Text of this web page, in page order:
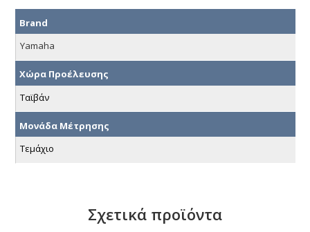
Brand
Yamaha
Χώρα Προέλευσης
Ταϊβάν
Μονάδα Μέτρησης
Τεμάχιο
Σχετικά προϊόντα